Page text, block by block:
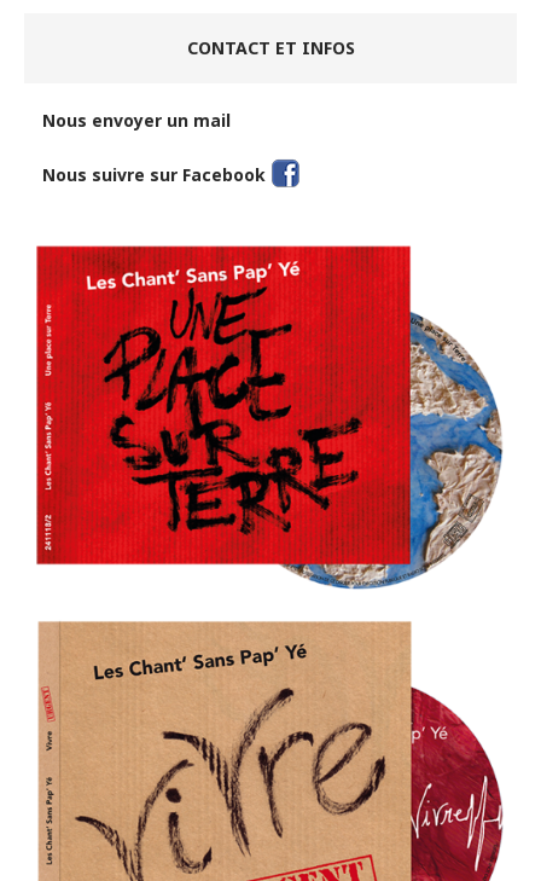
CONTACT ET INFOS
Nous envoyer un mail
Nous suivre sur Facebook